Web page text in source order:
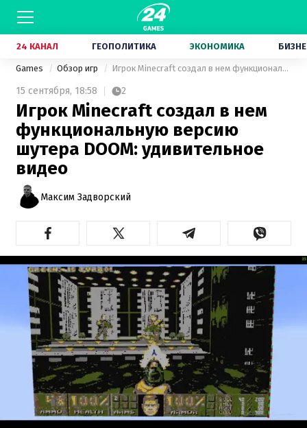
24 КАНАЛ ГЕОПОЛИТИКА ЭКОНОМИКА
Games Обзор игр Игрок Minecraft создал в нем функциональную версию шутера DOOM: удивительное видео
15 сентября, 18:58 2
Игрок Minecraft создал в нем
функциональную версию
шутера DOOM: удивительное
видео
Максим Задворский